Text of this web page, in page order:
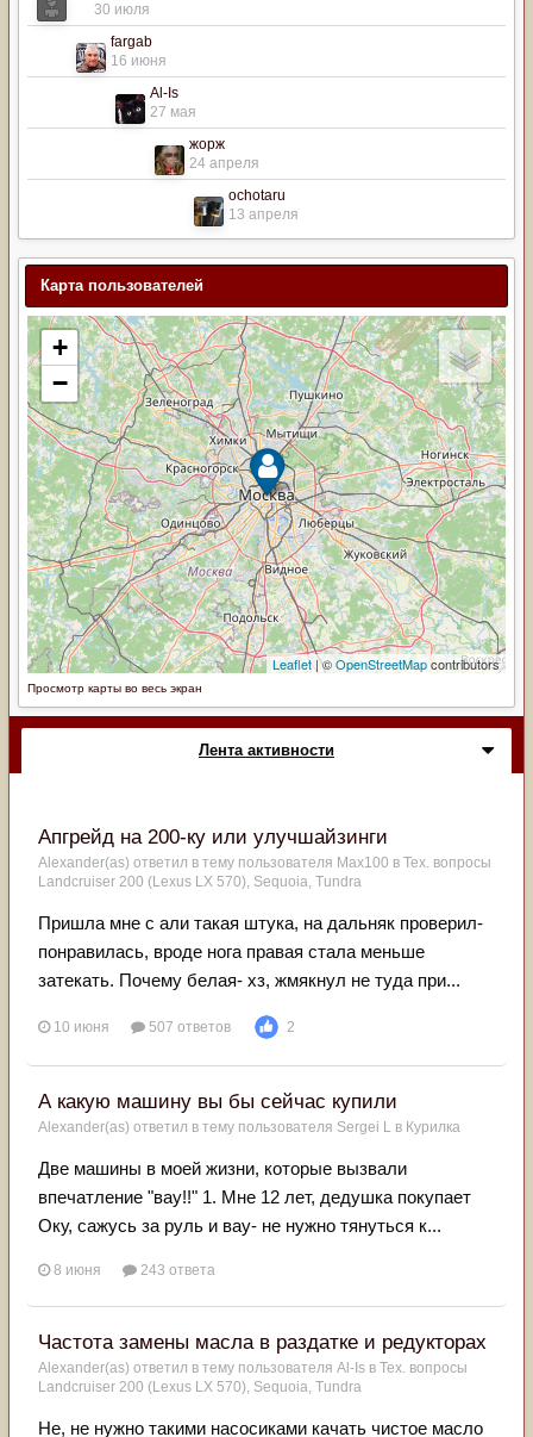
30 июля
fargab
16 июня
Al-Is
27 мая
жорж
24 апреля
ochotaru
13 апреля
Карта пользователей
Просмотр карты во весь экран
Лента активности
Апгрейд на 200-ку или улучшайзинги
Alexander(as) ответил в тему пользователя Max100 в Тех. вопросы
Landcruiser 200 (Lexus LX 570), Sequoia, Tundra
Пришла мне с али такая штука, на дальняк проверил-
понравилась, вроде нога правая стала меньше
затекать. Почему белая- хз, жмякнул не туда при...
10 июня 507 ответов 2
А какую машину вы бы сейчас купили
Alexander(as) ответил в тему пользователя Sergei L в Курилка
Две машины в моей жизни, которые вызвали
впечатление "вау!!" 1. Мне 12 лет, дедушка покупает
Оку, сажусь за руль и вау- не нужно тянуться к...
8 июня 243 ответа
Частота замены масла в раздатке и редукторах
Alexander(as) ответил в тему пользователя Al-Is в Тех. вопросы
Landcruiser 200 (Lexus LX 570), Sequoia, Tundra
Не, не нужно такими насосиками качать чистое масло